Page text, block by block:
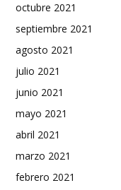
octubre 2021
septiembre 2021
agosto 2021
julio 2021
junio 2021
mayo 2021
abril 2021
marzo 2021
febrero 2021